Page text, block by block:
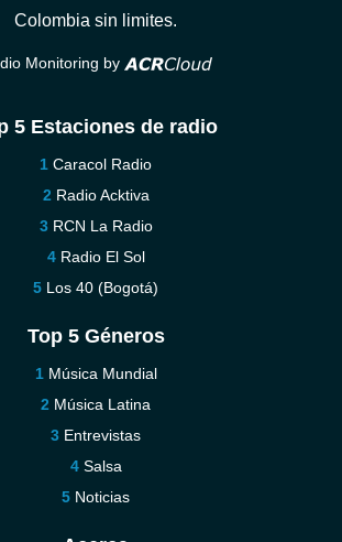
Colombia sin limites.
Monitoring by
5 Estaciones de radio
Caracol Radio
Radio Acktiva
RCN La Radio
Radio El Sol
Los 40 (Bogotá)
Top 5 Géneros
Música Mundial
Música Latina
Entrevistas
Salsa
Noticias